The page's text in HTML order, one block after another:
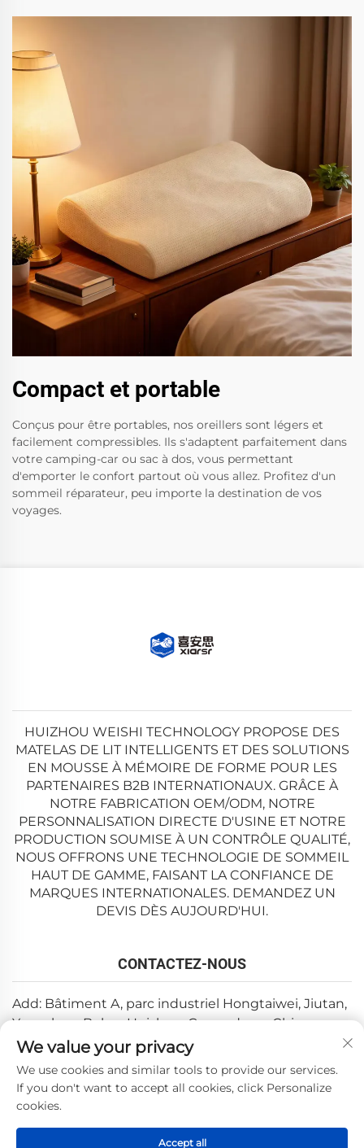
Compact et portable
Conçus pour être portables, nos oreillers sont légers et
facilement compressibles. Ils s'adaptent parfaitement dans
votre camping-car ou sac à dos, vous permettant
d'emporter le confort partout où vous allez. Profitez d'un
sommeil réparateur, peu importe la destination de vos
voyages.
HUIZHOU WEISHI TECHNOLOGY PROPOSE DES
MATELAS DE LIT INTELLIGENTS ET DES SOLUTIONS
EN MOUSSE À MÉMOIRE DE FORME POUR LES
PARTENAIRES B2B INTERNATIONAUX. GRÂCE À
NOTRE FABRICATION OEM/ODM, NOTRE
PERSONNALISATION DIRECTE D'USINE ET NOTRE
PRODUCTION SOUMISE À UN CONTRÔLE QUALITÉ,
NOUS OFFRONS UNE TECHNOLOGIE DE SOMMEIL
HAUT DE GAMME, FAISANT LA CONFIANCE DE
MARQUES INTERNATIONALES. DEMANDEZ UN
DEVIS DÈS AUJOURD'HUI.
CONTACTEZ-NOUS
Add: Bâtiment A, parc industriel Hongtaiwei, Jiutan,
Yuanzhou, Boluo, Huizhou, Guangdong, Chine
Email :[email protected]
Tél. : +86-0752-6688646
Copyright © 2025 par Huizhou Weishi Technology Co., Ltd.
We value your privacy
We use cookies and similar tools to provide our services.
If you don't want to accept all cookies, click Personalize
cookies.
Accept all